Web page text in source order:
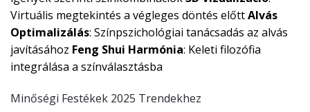
Virtuális megtekintés a végleges döntés előttAlvás
Optimalizálás: Színpszichológiai tanácsadás az alvás
javításához Feng Shui Harmónia: Keleti filozófia
integrálása a színválasztásba
Minőségi Festékek 2025 Trendekhez